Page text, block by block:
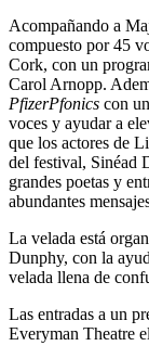
Acompañando a
compuesto por 45
Cork, con un
Carol Arnopp.
PfizerPfonics con
voces y ayudar a
que los actores de
del festival, Sinéad
grandes poetas y
abundantes
La velada está
Dunphy, con la
velada llena de
Las entradas a un
Everyman Theatre el